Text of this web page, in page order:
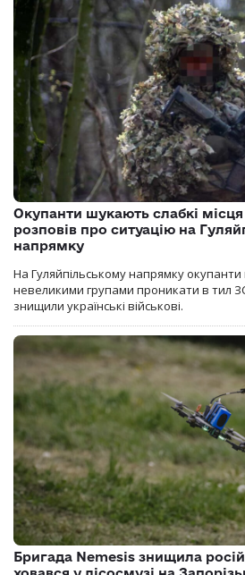
Окупанти шукають слабкі
розповів про ситуацію на
напрямку
На Гуляйпільському напрямку
невеликими групами проникати в тил
знищили українські військові.
Бригада Nemesis знищила